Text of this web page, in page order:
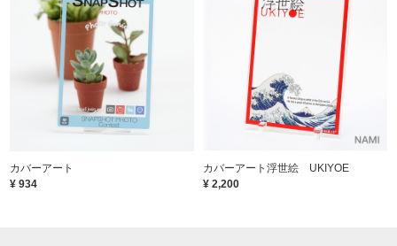
カバーアート
¥ 934
カバーアート浮世絵 UKIYOE
¥ 2,200